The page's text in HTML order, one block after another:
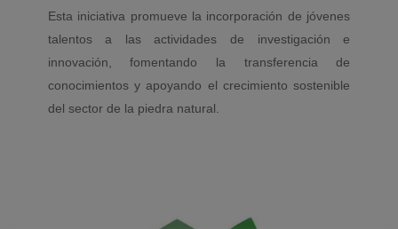
Esta iniciativa promueve la incorporación de jóvenes
talentos a las actividades de investigación e
innovación, fomentando la transferencia de
conocimientos y apoyando el crecimiento sostenible
del sector de la piedra natural.